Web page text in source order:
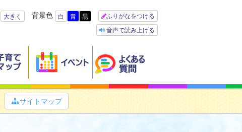
大きく 背景色 白 青 黒
ふりがなをつける
音声で読み上げる
サイトマップ